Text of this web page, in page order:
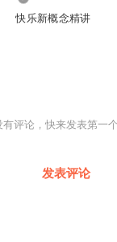
快乐新概念精讲
有评论，快来发表第一
发表评论